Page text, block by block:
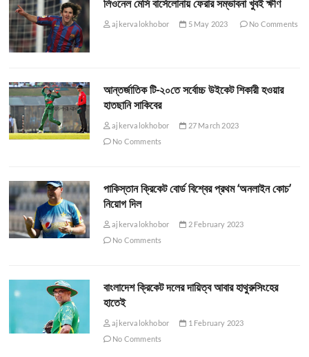
লিওনেল মেসি বার্সেলোনায় ফেরার সম্ভাবনা খুবই ক্ষীণ
ajkervalokhobor 5 May 2023 No Comments
আন্তর্জাতিক টি-২০তে সর্বোচ্চ উইকেট শিকারী হওয়ার
হাতছানি সাকিবের
ajkervalokhobor
27 March 2023
No Comments
পাকিস্তান ক্রিকেট বোর্ড বিশ্বের প্রথম ‘অনলাইন কোচ’
নিয়োগ দিল
ajkervalokhobor
2 February 2023
No Comments
বাংলাদেশ ক্রিকেট দলের দায়িত্ব আবার হাথুরুসিংহের
হাতেই
ajkervalokhobor
1 February 2023
No Comments